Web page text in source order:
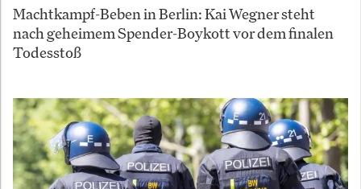
Machtkampf-Beben in Berlin: Kai Wegner steht
nach geheimem Spender-Boykott vor dem finalen
Todesstoß